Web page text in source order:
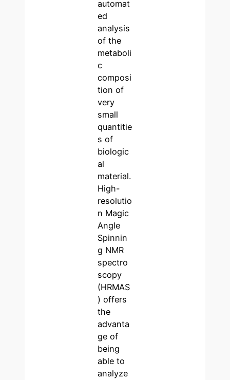
automat
ed
analysis
of the
metaboli
c
composi
tion of
very
small
quantitie
s of
biologic
al
material.
High-
resolutio
n Magic
Angle
Spinnin
g NMR
spectro
scopy
(HRMAS
) offers
the
advanta
ge of
being
able to
analyze